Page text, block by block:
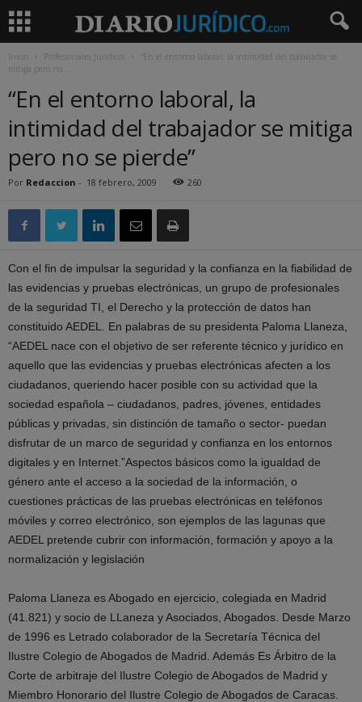
Inicio Profesionales Jurídicos
“En el entorno laboral, la intimidad del trabajador se
mitiga pero no...
“En el entorno laboral, la
intimidad del trabajador se mitiga
pero no se pierde”
Por Redaccion - 18 febrero, 2009 260
Con el fin de impulsar la seguridad y la confianza en la fiabilidad de
las evidencias y pruebas electrónicas, un grupo de profesionales
de la seguridad TI, el Derecho y la protección de datos han
constituido AEDEL. En palabras de su presidenta Paloma Llaneza,
“AEDEL nace con el objetivo de ser referente técnico y jurídico en
aquello que las evidencias y pruebas electrónicas afecten a los
ciudadanos, queriendo hacer posible con su actividad que la
sociedad española – ciudadanos, padres, jóvenes, entidades
públicas y privadas, sin distinción de tamaño o sector- puedan
disfrutar de un marco de seguridad y confianza en los entornos
digitales y en Internet.”Aspectos básicos como la igualdad de
género ante el acceso a la sociedad de la información, o
cuestiones prácticas de las pruebas electrónicas en teléfonos
móviles y correo electrónico, son ejemplos de las lagunas que
AEDEL pretende cubrir con información, formación y apoyo a la
normalización y legislación
Paloma Llaneza es Abogado en ejercicio, colegiada en Madrid
(41.821) y socio de LLaneza y Asociados, Abogados. Desde Marzo
de 1996 es Letrado colaborador de la Secretaría Técnica del
Ilustre Colegio de Abogados de Madrid. Además Es Árbitro de la
Corte de arbitraje del Ilustre Colegio de Abogados de Madrid y
Miembro Honorario del Ilustre Colegio de Abogados de Caracas.